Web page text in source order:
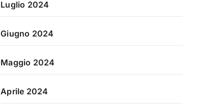
Luglio 2024
Giugno 2024
Maggio 2024
Aprile 2024